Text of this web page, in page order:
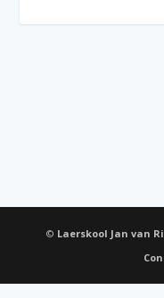
© Laerskool Jan van